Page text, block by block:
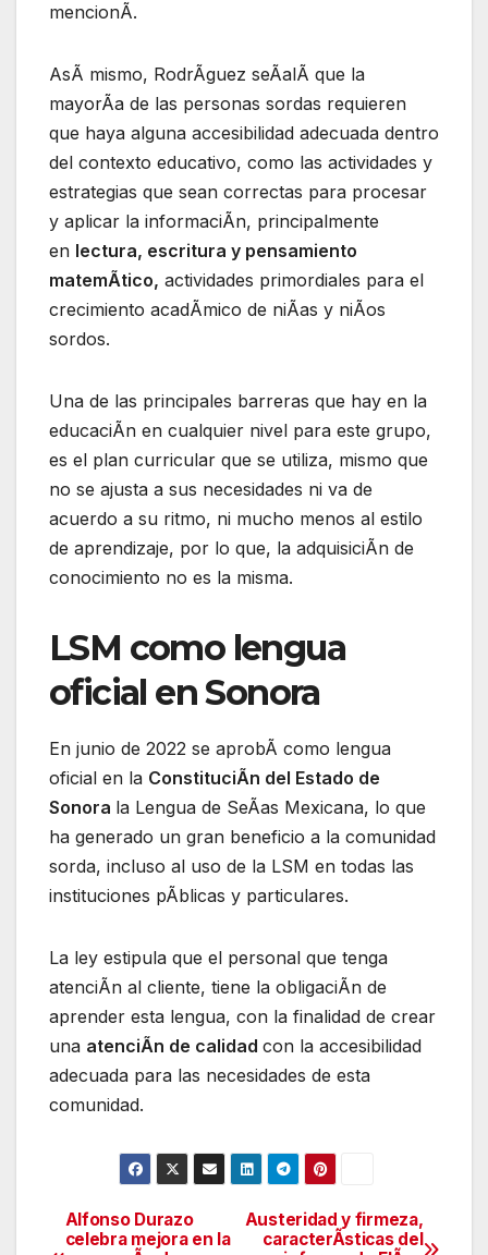
mencionÃ.
AsÃ mismo, RodrÃguez seÃalÃ que la
mayorÃa de las personas sordas requieren
que haya alguna accesibilidad adecuada dentro
del contexto educativo, como las actividades y
estrategias que sean correctas para procesar
y aplicar la informaciÃn, principalmente
en lectura, escritura y pensamiento
matemÃtico, actividades primordiales para el
crecimiento acadÃmico de niÃas y niÃos
sordos.
Una de las principales barreras que hay en la
educaciÃn en cualquier nivel para este grupo,
es el plan curricular que se utiliza, mismo que
no se ajusta a sus necesidades ni va de
acuerdo a su ritmo, ni mucho menos al estilo
de aprendizaje, por lo que, la adquisiciÃn de
conocimiento no es la misma.
LSM como lengua
oficial en Sonora
En junio de 2022 se aprobÃ como lengua
oficial en la ConstituciÃn del Estado de
Sonora la Lengua de SeÃas Mexicana, lo que
ha generado un gran beneficio a la comunidad
sorda, incluso al uso de la LSM en todas las
instituciones pÃblicas y particulares.
La ley estipula que el personal que tenga
atenciÃn al cliente, tiene la obligaciÃn de
aprender esta lengua, con la finalidad de crear
una atenciÃn de calidad con la accesibilidad
adecuada para las necesidades de esta
comunidad.
Navegación
Austeridad y firmeza,
caracterÃsticas del
Alfonso Durazo
celebra mejora en la